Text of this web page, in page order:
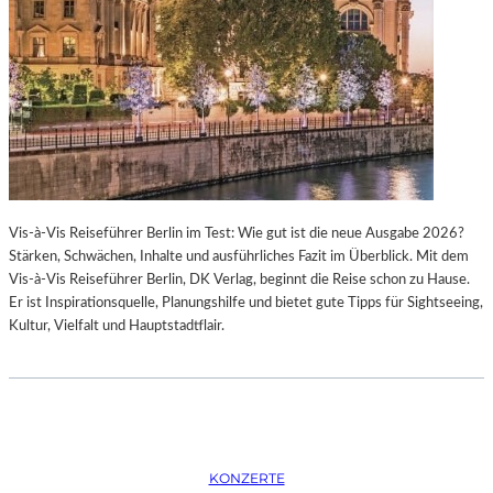
K
T
I
O
N
M
I
T
H
M
B
U
R
O
S
O
P
E
R
I
N
M
Ü
C
H
E
N
P
Vis-à-Vis Reiseführer Berlin im Test: Wie gut ist die neue Ausgabe 2026?
Stärken, Schwächen, Inhalte und ausführliches Fazit im Überblick. Mit dem
Vis-à-Vis Reiseführer Berlin, DK Verlag, beginnt die Reise schon zu Hause.
Er ist Inspirationsquelle, Planungshilfe und bietet gute Tipps für Sightseeing,
Kultur, Vielfalt und Hauptstadtflair.
KONZERTE